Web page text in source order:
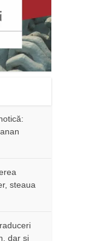
steaua
dar şi